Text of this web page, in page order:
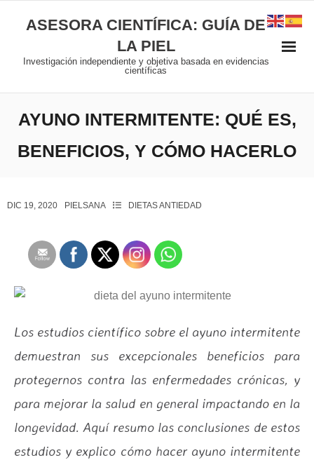
ASESORA CIENTÍFICA: GUÍA DE
LA PIEL
Investigación independiente y objetiva basada en evidencias
científicas
AYUNO INTERMITENTE: QUÉ ES,
BENEFICIOS, Y CÓMO HACERLO
DIC 19, 2020 PIELSANA DIETAS ANTIEDAD
Los estudios científico sobre el ayuno intermitente
demuestran sus excepcionales beneficios para
protegernos contra las enfermedades crónicas, y
para mejorar la salud en general impactando en la
longevidad. Aquí resumo las conclusiones de estos
estudios y explico cómo hacer ayuno intermitente